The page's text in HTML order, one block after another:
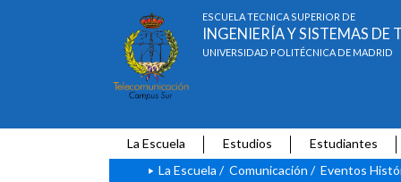
ESCUELA TÉCNICA SUPERIOR DE
INGENIERÍA Y SISTEMAS
UNIVERSIDAD POLITÉCNICA DE MADRID
La Escuela Estudios
Estudiantes
La Escuela / Comunicación / Eventos